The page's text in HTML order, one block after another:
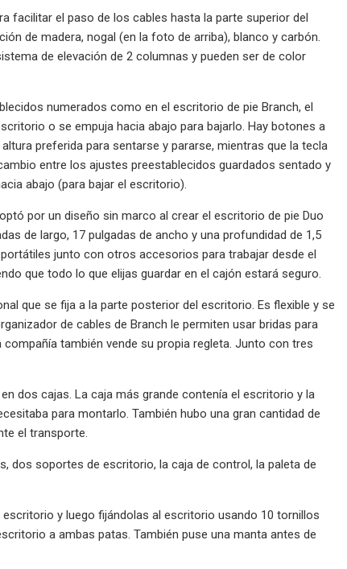
facilitar el paso de los cables hasta la parte superior del
de madera, nogal (en la foto de arriba), blanco y carbón.
de elevación de 2 columnas y pueden ser de color
numerados como en el escritorio de pie Branch, el
o se empuja hacia abajo para bajarlo. Hay botones a
preferida para sentarse y pararse, mientras que la tecla
entre los ajustes preestablecidos guardados sentado y
abajo (para bajar el escritorio).
por un diseño sin marco al crear el escritorio de pie Duo
de largo, 17 pulgadas de ancho y una profundidad de 1,5
junto con otros accesorios para trabajar desde el
que todo lo que elijas guardar en el cajón estará seguro.
que se fija a la parte posterior del escritorio. Es flexible y se
de cables de Branch le permiten usar bridas para
también vende su propia regleta. Junto con tres
dos cajas. La caja más grande contenía el escritorio y la
para montarlo. También hubo una gran cantidad de
el transporte.
dos soportes de escritorio, la caja de control, la paleta de
y luego fijándolas al escritorio usando 10 tornillos
a ambas patas. También puse una manta antes de